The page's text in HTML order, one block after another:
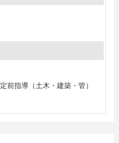
指導（土木・建築・管）